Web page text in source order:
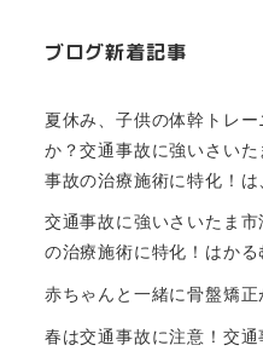
ブログ新着記事
夏休み、子供の体幹トレ
か？交通事故に強いさい
事故の治療施術に特化！は
交通事故に強いさいたま
の治療施術に特化！はかる
赤ちゃんと一緒に骨盤矯
春は交通事故に注意！交